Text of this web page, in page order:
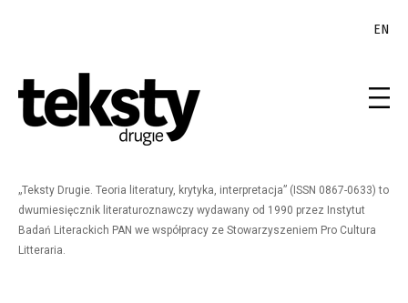
EN
„Teksty Drugie. Teoria literatury, krytyka, interpretacja” (ISSN 0867-0633) to
dwumiesięcznik literaturoznawczy wydawany od 1990 przez Instytut
Badań Literackich PAN we współpracy ze Stowarzyszeniem Pro Cultura
Litteraria.